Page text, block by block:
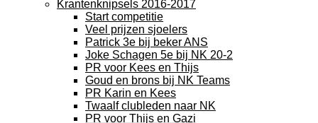
Krantenknipsels 2016-2017
Start competitie
Veel prijzen sjoelers
Patrick 3e bij beker ANS
Joke Schagen 5e bij NK 20-2
PR voor Kees en Thijs
Goud en brons bij NK Teams
PR Karin en Kees
Twaalf clubleden naar NK
PR voor Thijs en Gazi